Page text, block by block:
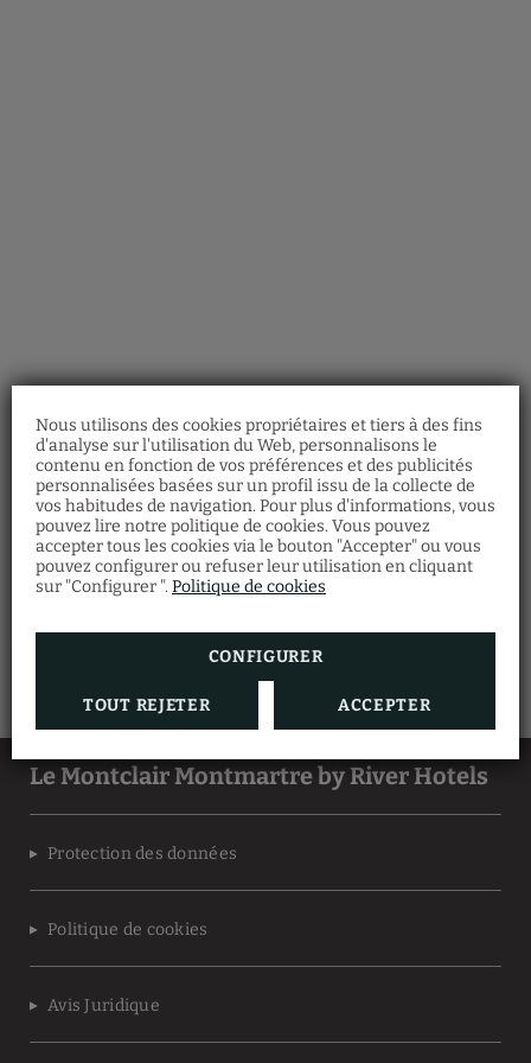
Nous utilisons des cookies propriétaires et tiers à des fins
d'analyse sur l'utilisation du Web, personnalisons le
contenu en fonction de vos préférences et des publicités
personnalisées basées sur un profil issu de la collecte de
vos habitudes de navigation. Pour plus d'informations, vous
pouvez lire notre politique de cookies. Vous pouvez
accepter tous les cookies via le bouton "Accepter" ou vous
pouvez configurer ou refuser leur utilisation en cliquant
sur "Configurer ". Politique de cookies
CONFIGURER
TOUT REJETER ACCEPTER
Le Montclair Montmartre by River Hotels
Protection des données
Politique de cookies
Avis Juridique